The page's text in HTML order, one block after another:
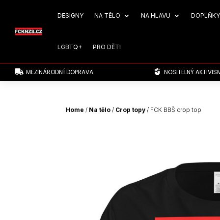
DESIGNY NA TĚLO NA HLAVU DOPLŇKY
LGBTQ+ PRO DĚTI
 MEZINÁRODNÍ DOPRAVA  NOSITELNÝ
Home / Na tělo / Crop topy / FCK BBŠ crop top